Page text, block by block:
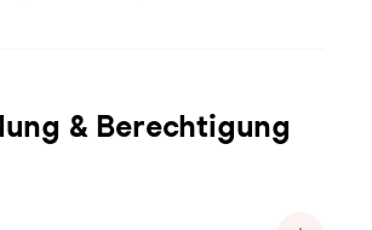
& Berechtigung